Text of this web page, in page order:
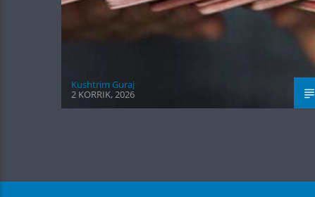
Kushtrim Guraj
2 KORRIK, 2026